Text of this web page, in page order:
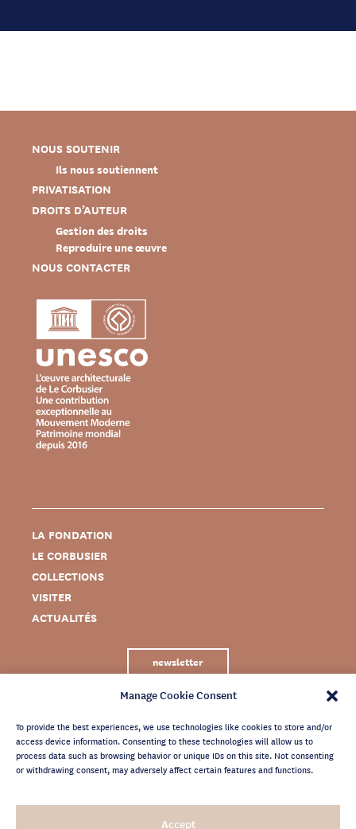
Manage Cookie Consent
To provide the best experiences, we use technologies like cookies to store and/or
access device information. Consenting to these technologies will allow us to
process data such as browsing behavior or unique IDs on this site. Not consenting
or withdrawing consent, may adversely affect certain features and functions.
Accept
NOUS SOUTENIR
Ils nous soutiennent
PRIVATISATION
DROITS D’AUTEUR
Gestion des droits
Reproduire une œuvre
NOUS CONTACTER
LA FONDATION
LE CORBUSIER
COLLECTIONS
VISITER
ACTUALITÉS
newsletter
MENTIONS LÉGALES
CRÉDITS